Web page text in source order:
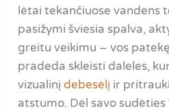
lėtai tekančiuose vandens
pasižymi šviesia spalva,
greitu veikimu – vos
pradeda skleisti daleles,
vizualinįdebesėlį ir
atstumo. Dėl savo